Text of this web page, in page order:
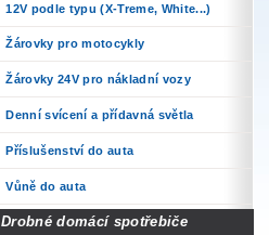
12V podle typu (X-Treme, White...)
Žárovky pro motocykly
Žárovky 24V pro nákladní vozy
Denní svícení a přídavná světla
Příslušenství do auta
Vůně do auta
Drobné domácí spotřebiče